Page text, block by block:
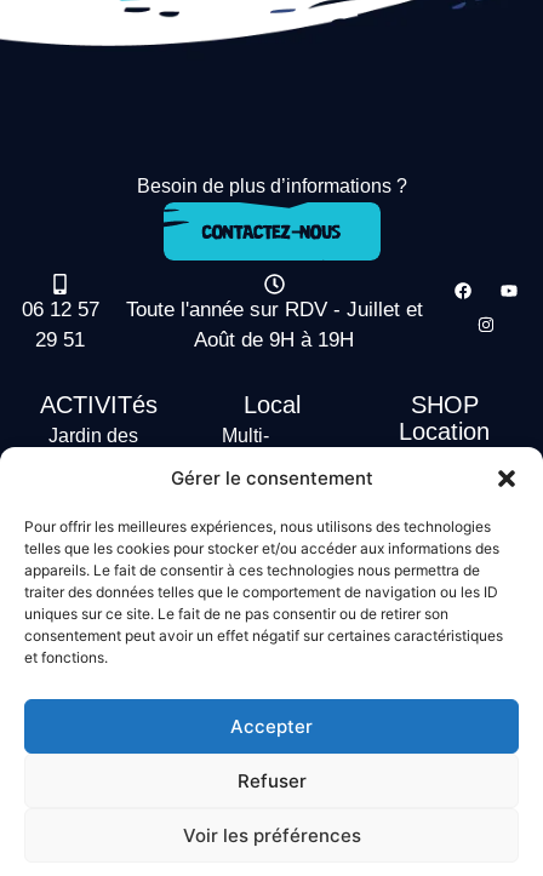
Gérer le consentement
Pour offrir les meilleures expériences, nous utilisons des technologies
telles que les cookies pour stocker et/ou accéder aux informations des
appareils. Le fait de consentir à ces technologies nous permettra de
traiter des données telles que le comportement de navigation ou les ID
uniques sur ce site. Le fait de ne pas consentir ou de retirer son
consentement peut avoir un effet négatif sur certaines caractéristiques
et fonctions.
Accepter
Refuser
Voir les préférences
Besoin de plus d’informations ?
06 12 57
29 51
Toute l'année sur RDV - Juillet et
Août de 9H à 19H
ACTIVITés
Jardin des
Stand Up
Paddle
Bodyboard
Local
Multi-
Hébergement
SHOP
Location
Politique de confidentialité